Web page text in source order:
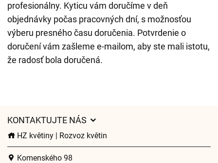
profesionálny. Kyticu vám doručíme v deň
objednávky počas pracovných dní, s možnosťou
výberu presného času doručenia. Potvrdenie o
doručení vám zašleme e-mailom, aby ste mali istotu,
že radosť bola doručená.
KONTAKTUJTE NÁS
HZ květiny | Rozvoz květin
Komenského 98